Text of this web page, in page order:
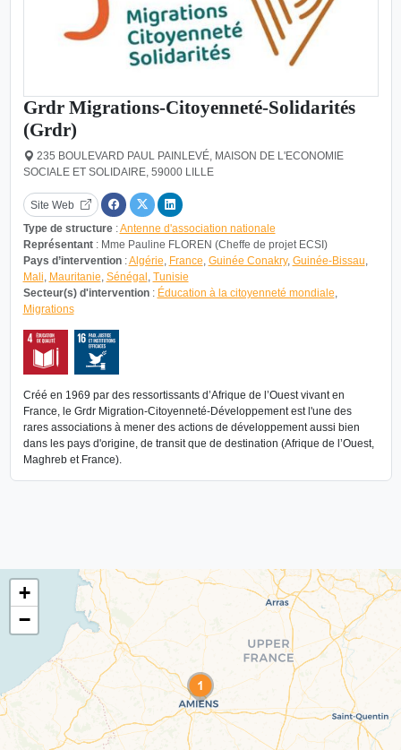
Grdr Migrations-Citoyenneté-Solidarités
(Grdr)
235 BOULEVARD PAUL PAINLEVÉ, MAISON DE L'ECONOMIE
SOCIALE ET SOLIDAIRE, 59000 LILLE
Site Web
Type de structure:Antenne d'association nationale
Représentant: Mme Pauline FLOREN (Cheffe de projet ECSI)
Pays d’intervention:Algérie France Guinée Conakry, Guinée-Bissau
Mali Mauritanie Sénégal Tunisie
Secteur(s) d'intervention: Éducation à la citoyenneté mondiale
Migrations
Créé en 1969 par des ressortissants d’Afrique de l’Ouest vivant en
France, le Grdr Migration-Citoyenneté-Développement est l'une des
rares associations à mener des actions de développement aussi bien
dans les pays d'origine, de transit que de destination (Afrique de l’Ouest,
Maghreb et France).
+
−